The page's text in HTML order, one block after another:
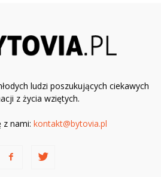
ludzi poszukujących ciekawych
z życia wziętych.
z nami: kontakt@bytovia.pl